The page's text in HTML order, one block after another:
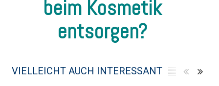
beim Kosmetik
entsorgen?
VIELLEICHT AUCH INTERESSANT